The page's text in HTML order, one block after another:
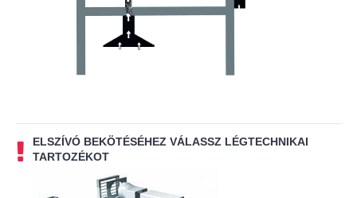
ELSZÍVÓ BEKÖTÉSÉHEZ VÁLASSZ LÉGTECHNIKAI
TARTOZÉKOT